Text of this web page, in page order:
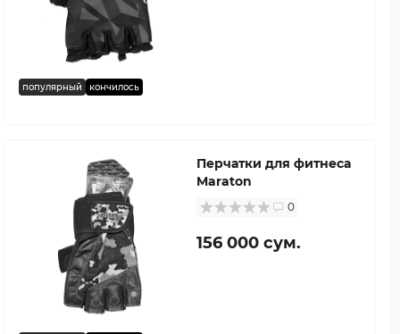
популярный кончилось
Перчатки для фитнеса
Maraton
0
156 000 сум.